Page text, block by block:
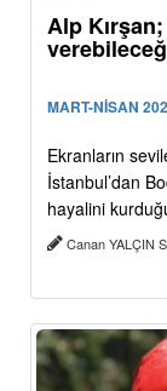
Alp
MART-NİSAN
Ekranların
İstanbul’dan
hayalini
Canan YALÇIN